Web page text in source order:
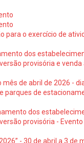
para o exercício de
dos
provisória e
de abril de 2026 -
parques de
dos
provisória - Evento
- 30 de abril a 3 de